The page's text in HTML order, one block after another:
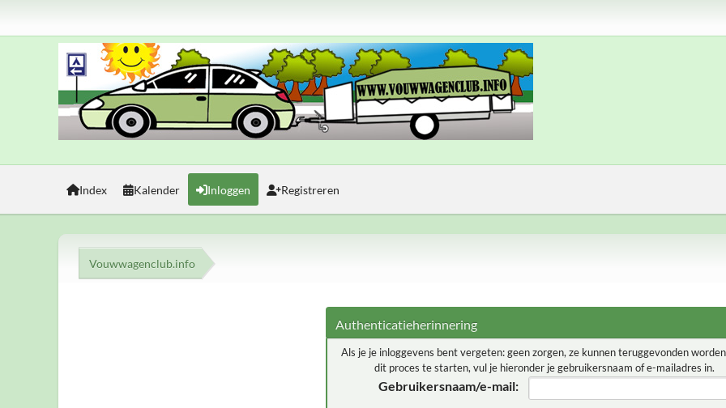
Index Kalender Inloggen Registreren
Vouwwagenclub.info
Authenticatieherinnering
Als je je inloggevens bent vergeten: geen zorgen, ze kunnen teruggevonden
dit proces te starten, vul je hieronder je gebruikersnaam of e-mailadres in.
Gebruikersnaam/e-mail: